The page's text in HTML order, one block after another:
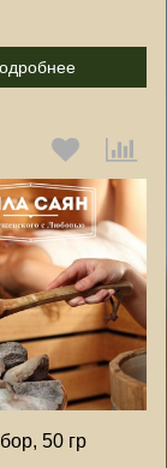
50 гр
количество:
Отмена